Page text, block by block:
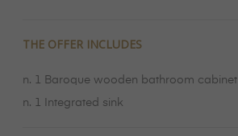
THE OFFER INCLUDES
n. 1 Baroque wooden bathroom cabinet
n. 1 Integrated sink